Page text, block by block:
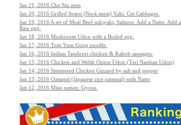
Jan 21, 2016 Cha-Siu men
Jan 20, 2016 Grilled Seseri (Neck meat) Yaki. Cut Cabbages.
Jan 19, 2016 A set of Meal Beef sukiyaki, Salmon. Add a Natto. Add a
Raw egg.
Jan 18, 2016 Mushroom Udon with a Boiled egg.
Jan 17, 2016 Tom Yum Gong noodle.
Jan 16, 2016 Indian Tandoori chicken & Kabob sausages.
Jan 15, 2016 Chicken and Welsh Onion Udon (Tori Nanban Udon)
Jan 14, 2016 Simmered Chicken Gizzard by salt and pepper
Jan 13, 2016 Oatmeal (Japanese rice oatmeal) with Natto
Jan 12, 2016 Miso ramen. Gyoza.